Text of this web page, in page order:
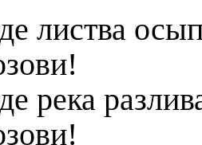
листва
река